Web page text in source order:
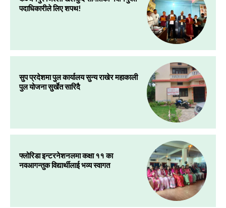
पदाधिकारीले लिए शपथ!
सुप प्रदेशमा पुल कार्यालय सुन्य राखेर महाकाली
पुल योजना सुर्खेत सारिदै
फ्लोरिडा इन्टरनेशनलमा कक्षा ११ का
नवआगन्तुक विद्यार्थीलाई भव्य स्वागत